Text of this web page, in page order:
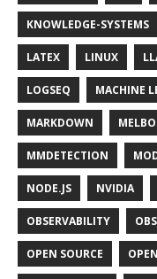
KNOWLEDGE-SYSTEMS
LATEX LINUX
LOGSEQ MACHINE
MARKDOWN
MMDETECTION
NODE.JS NVIDIA
OBSERVABILITY
OPEN SOURCE